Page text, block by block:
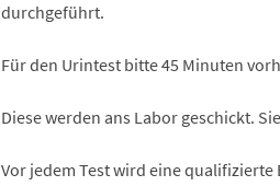
durchgeführt.
Für den Urintest bitte 45 Minuten
Diese werden ans Labor geschickt.
Vor jedem Test wird eine